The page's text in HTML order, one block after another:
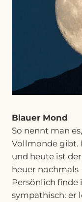
Blauer Mond
So nennt man
Vollmonde gibt.
und heute ist
heuer nochmals
Persönlich
sympathisch: er